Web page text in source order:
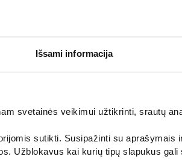
Išsami informacija
svetainės veikimui užtikrinti, srautų
sutikti. Susipažinti su aprašymais
Užblokavus kai kurių tipų slapukus